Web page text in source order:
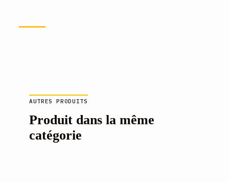
AUTRES PRODUITS
Produit dans la même
catégorie